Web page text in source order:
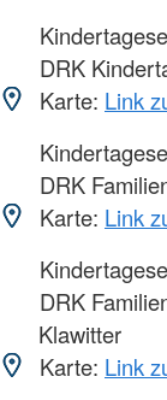
DRK
Karte: Link
DRK
Karte: Link
DRK
Klawitter
Karte: Link